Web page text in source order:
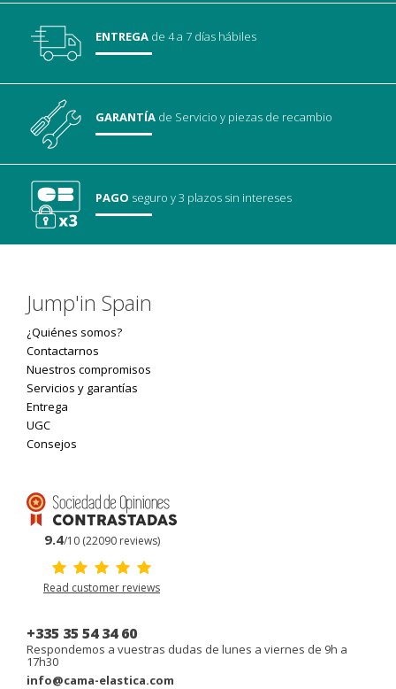
ENTREGA de 4 a 7 días hábiles
GARANTÍA de Servicioy piezas de recambio
PAGO seguroy 3 plazos sin intereses
Jump'in Spain
¿Quiénes somos?
Contactarnos
Nuestros compromisos
Servicios y garantías
Entrega
UGC
Consejos
9.4/10 (22090 reviews)
Read customer reviews
+335 35 54 34 60
Respondemos a vuestras dudas de lunes a viernes de 9h a
17h30
info@cama-elastica.com